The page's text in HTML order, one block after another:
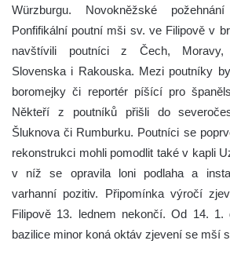
Würzburgu. Novokněžské
Ponfifikální poutní mši sv. ve Filipově v
navštívili poutníci z Čech, Moravy,
Slovenska i Rakouska. Mezi poutníky
boromejky či reportér píšící pro
Někteří z poutníků přišli do
Šluknova či Rumburku. Poutníci se
rekonstrukci mohli pomodlit také v kapli
v níž se opravila loni podlaha a
varhanní pozitiv. Připomínka výročí
Filipově 13. lednem nekončí. Od 14.
bazilice minor koná oktáv zjevení se mší